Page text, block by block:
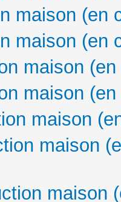
maison (en
maison (en
maison
maison
maison
maison
maison